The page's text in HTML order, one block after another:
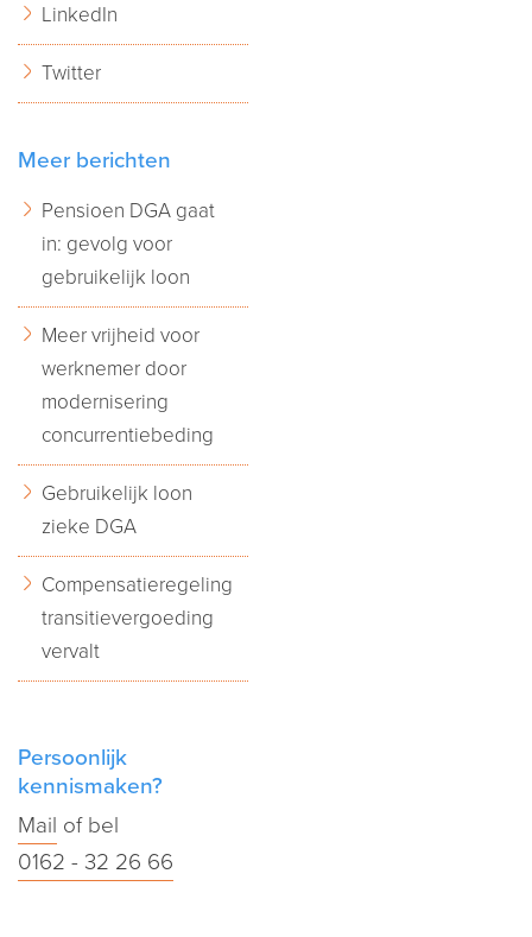
LinkedIn
Twitter
Meer berichten
Pensioen DGA gaat
in: gevolg voor
gebruikelijk loon
Meer vrijheid voor
werknemer door
modernisering
concurrentiebeding
Gebruikelijk loon
zieke DGA
Compensatieregeling
transitievergoeding
vervalt
Persoonlijk
kennismaken?
Mail of bel
0162 - 32 26 66